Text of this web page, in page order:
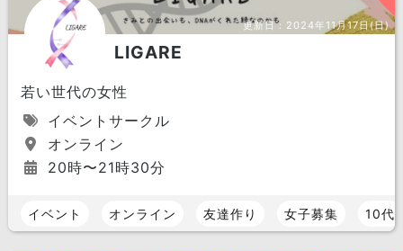
更新日： 2024年11月17日(日)
LIGARE
若い世代の女性
イベントサークル
オンライン
20時〜21時30分
イベント オンライン 友達作り 女子募集 10代